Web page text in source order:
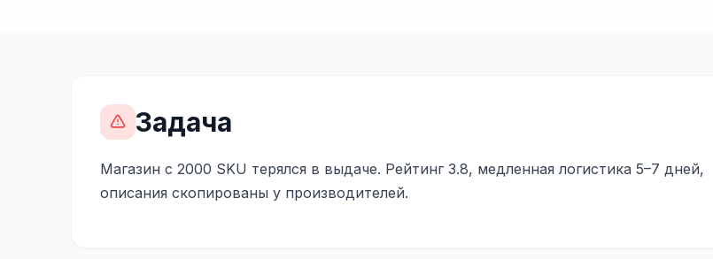
Задача
Магазин с 2000 SKU терялся в выдаче. Рейтинг 3.8, медленная логистика 5–7 дней,
описания скопированы у производителей.